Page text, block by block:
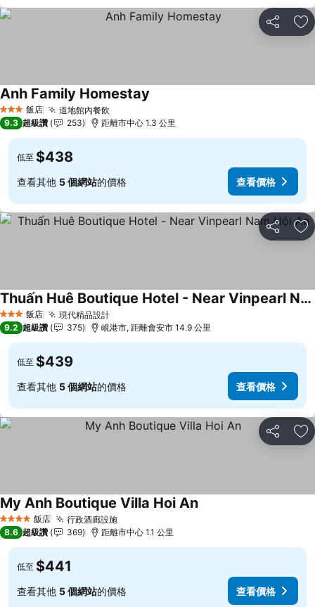
分享 加
3 星級 飯店 道地館內餐飲
Anh Family Homestay
9.3 超級讚 253 距離市中心 1.3 公里
低至 $438
查看其他 5 個網站的價格 查看價格
分享 加
3 星級 飯店 現代精品設計
Thuấn Huê Boutique Hotel - Near Vinpearl Nam Hội An
9.2 超級讚 375 峴港市, 距離會安市 14.9 公里
低至 $439
查看其他 5 個網站的價格 查看價格
分享 加
4 星級 飯店 行政酒廊設施
My Anh Boutique Villa Hoi An
8.6 超級讚 369 距離市中心 1.1 公里
低至 $441
查看其他 5 個網站的價格 查看價格